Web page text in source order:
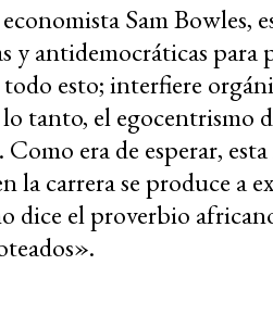
Sam Bowles,
y antidemocráticas para
esto; interfiere
tanto, el egocentrismo
era de esperar,
carrera se produce a
dice el proverbio